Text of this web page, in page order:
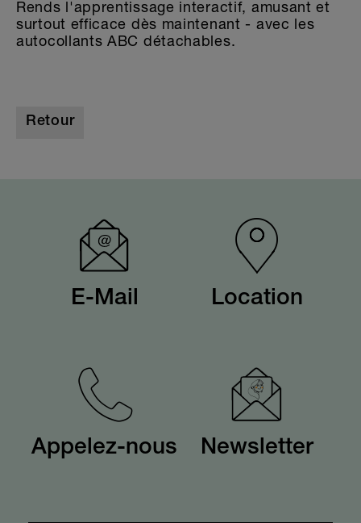
Rends l'apprentissage interactif, amusant et
surtout efficace dès maintenant - avec les
autocollants ABC détachables.
Retour
E-Mail Location
Appelez-nous Newsletter